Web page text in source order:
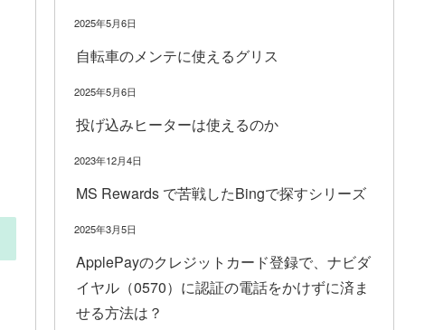
2025年5月6日
自転車のメンテに使えるグリス
2025年5月6日
投げ込みヒーターは使えるのか
2023年12月4日
MS Rewards で苦戦したBingで探すシリーズ
2025年3月5日
ApplePayのクレジットカード登録で、ナビダ
イヤル（0570）に認証の電話をかけずに済ま
せる方法は？